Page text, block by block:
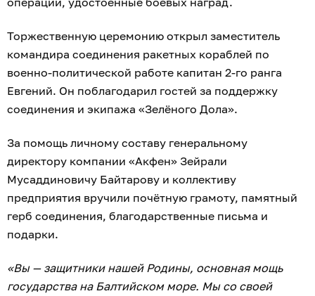
Торжественную церемонию открыл заместитель
командира соединения ракетных кораблей по
военно-политической работе капитан 2-го ранга
Евгений. Он поблагодарил гостей за поддержку
соединения и экипажа «Зелёного Дола».
За помощь личному составу генеральному
директору компании «Акфен» Зейрали
Мусаддиновичу Байтарову и коллективу
предприятия вручили почётную грамоту, памятный
герб соединения, благодарственные письма и
подарки.
«Вы — защитники нашей Родины, основная мощь
государства на Балтийском море. Мы со своей